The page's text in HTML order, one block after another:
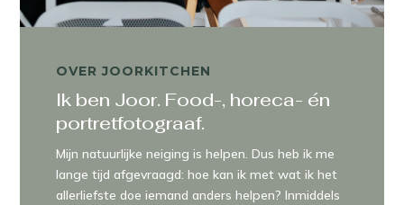
OVER JOORKITCHEN
Ik ben Joor. Food-, horeca- én
portretfotograaf.
Mijn natuurlijke neiging is helpen. Dus heb ik me
lange tijd afgevraagd: hoe kan ik met wat ik het
allerliefste doe iemand anders helpen? Inmiddels